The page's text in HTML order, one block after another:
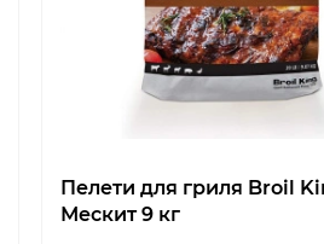
Пелети для гриля Broil
Мескит 9 кг